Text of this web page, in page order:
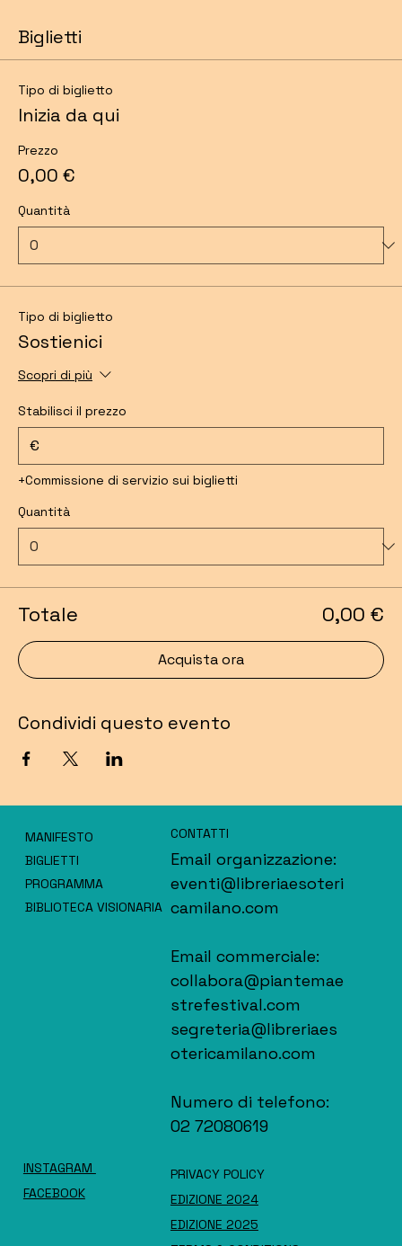
Biglietti
Tipo di biglietto
Inizia da qui
Prezzo
0,00 €
Quantità
Tipo di biglietto
Sostienici
Scopri di più
Stabilisci il prezzo
€
+Commissione di servizio sui biglietti
Quantità
Totale 0,00 €
Acquista ora
Condividi questo evento
MANIFESTO
BIGLIETTI
PROGRAMMA
BIBLIOTECA VISIONARIA
CONTATTI
Email organizzazione:
eventi@libreriaesoteri
camilano.com
Email commerciale:
collabora@piantemae
strefestival.com
segreteria@libreriaes
otericamilano.com
Numero di telefono:
02 72080619
INSTAGRAM
FACEBOOK
PRIVACY POLICY
EDIZIONE 2024
EDIZIONE 2025